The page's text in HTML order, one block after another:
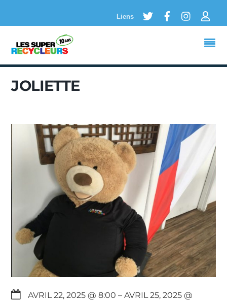
Liens
Twitter FacebookInstagram
JOLIETTE
AVRIL 22, 2025 @ 8:00– AVRIL 25, 2025 @